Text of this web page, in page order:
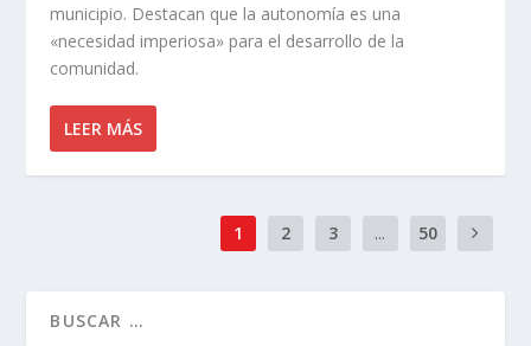
municipio. Destacan que la autonomía es una
«necesidad imperiosa» para el desarrollo de la
comunidad.
LEER MÁS
1 2 3 ... 50